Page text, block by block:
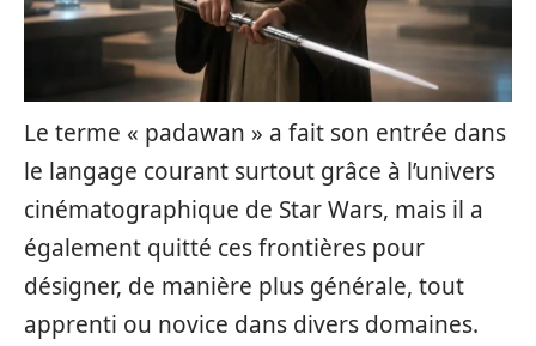
Le terme « padawan » a fait son entrée dans
le langage courant surtout grâce à l’univers
cinématographique de Star Wars, mais il a
également quitté ces frontières pour
désigner, de manière plus générale, tout
apprenti ou novice dans divers domaines.